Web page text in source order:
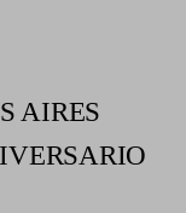
AIRES